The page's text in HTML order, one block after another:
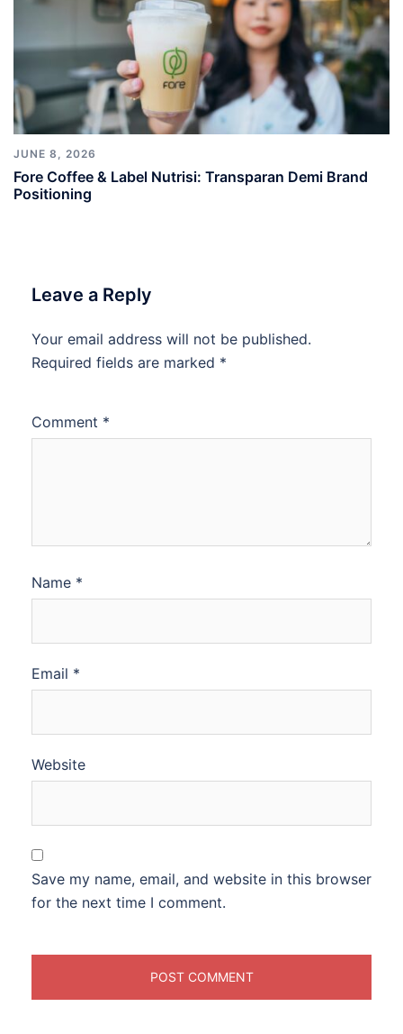
JUNE 8, 2026
Fore Coffee & Label Nutrisi: Transparan Demi Brand
Positioning
Leave a Reply
Your email address will not be published.
Required fields are marked *
Comment *
Name *
Email *
Website
Save my name, email, and website in this browser
for the next time I comment.